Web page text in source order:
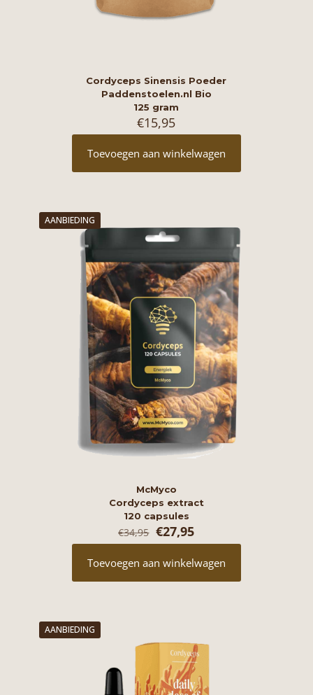
Cordyceps Sinensis Poeder
Paddenstoelen.nl Bio
125 gram
€15,95
Toevoegen aan winkelwagen
AANBIEDING
McMyco
Cordyceps extract
120 capsules
€34,95 Oorspronkelijke
prijs
was:
€34,95.
€27,95Huidige
prijs
is:
€27,95.
Toevoegen aan winkelwagen
AANBIEDING